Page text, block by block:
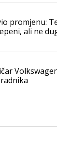
promjenu:
ali ne